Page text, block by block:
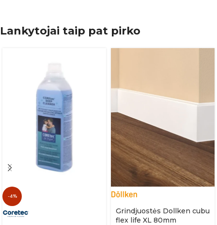
Lankytojai taip pat pirko
-4%
Grindjuostės Dollken cubu
flex life XL 80mm